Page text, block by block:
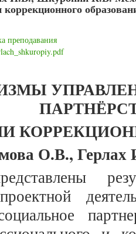
преподавания
О.В.,